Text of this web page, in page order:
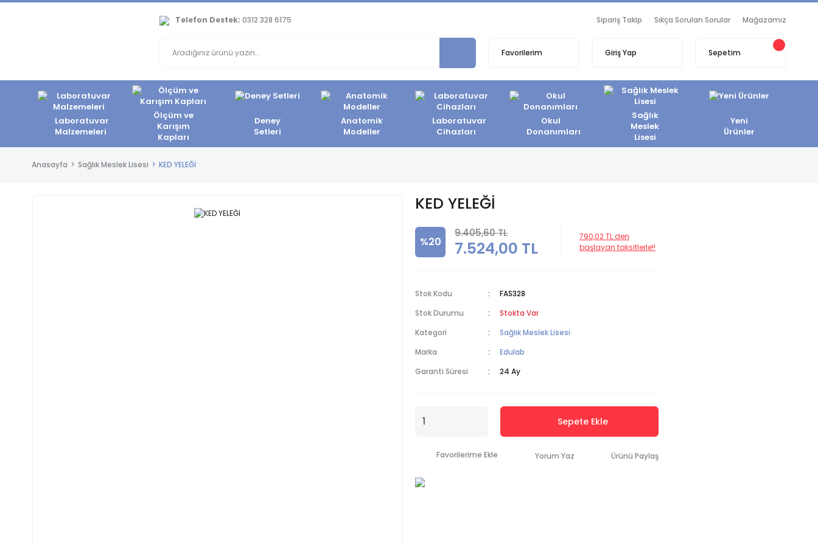
Telefon Destek: 0312 328 6175 Sipariş Takip Sıkça Sorulan Sorular Mağazamız
Favorilerim Giriş Yap Sepetim
Laboratuvar
Malzemeleri
Ölçüm ve
Karışım
Kapları
Deney
Setleri
Anatomik
Modeller
Laboratuvar
Cihazları
Okul
Donanımları
Sağlık
Meslek
Lisesi
Yeni
Ürünler
Anasayfa Sağlık Meslek Lisesi KED YELEĞİ
KED YELEĞİ
%20
9.405,60 TL
7.524,00 TL
790,02 TL den
başlayan taksitlerle!!
Stok Kodu
FAS328
Stok Durumu
Stokta Var
Kategori
Sağlık Meslek Lisesi
Marka
Edulab
Garanti Süresi
24 Ay
Sepete Ekle
Yorum Yaz Ürünü Paylaş